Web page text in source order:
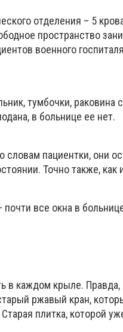
отделения – 5
пространство
военного
тумбочки,
в больнице ее нет.
словам пациентки, они
Точно также, как
все окна в
в каждом крыле.
ржавый кран,
плитка, которой